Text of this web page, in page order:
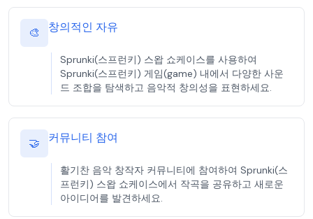
🎨 창의적인 자유
Sprunki(스프런키) 스왑 쇼케이스를 사용하여
Sprunki(스프런키) 게임(game) 내에서 다양한 사운
드 조합을 탐색하고 음악적 창의성을 표현하세요.
🤝 커뮤니티 참여
활기찬 음악 창작자 커뮤니티에 참여하여 Sprunki(스
프런키) 스왑 쇼케이스에서 작곡을 공유하고 새로운
아이디어를 발견하세요.